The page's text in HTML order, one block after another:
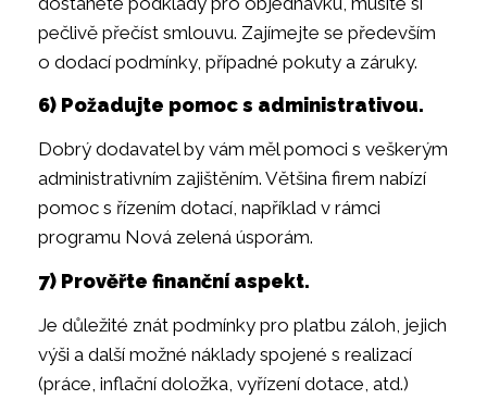
pečlivě přečíst smlouvu. Zajímejte se především
o dodací podmínky, případné pokuty a záruky.
6) Požadujte pomoc s administrativou.
Dobrý dodavatel by vám měl pomoci s veškerým
administrativním zajištěním. Většina firem nabízí
pomoc s řízením dotací, například v rámci
programu Nová zelená úsporám.
7) Prověřte finanční aspekt.
Je důležité znát podmínky pro platbu záloh, jejich
výši a další možné náklady spojené s realizací
(práce, inflační doložka, vyřízení dotace, atd.)